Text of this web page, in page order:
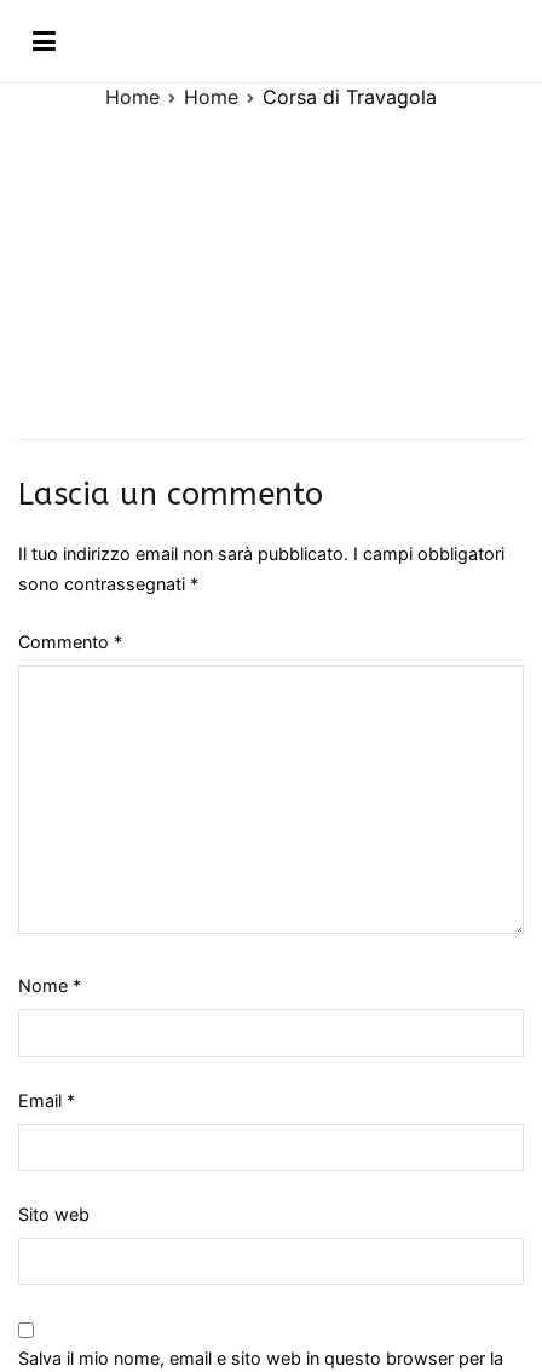
Home Home Corsa di Travagola
Lascia un commento
Il tuo indirizzo email non sarà pubblicato. I campi obbligatori
sono contrassegnati *
Commento *
Nome *
Email *
Sito web
Salva il mio nome, email e sito web in questo browser per la